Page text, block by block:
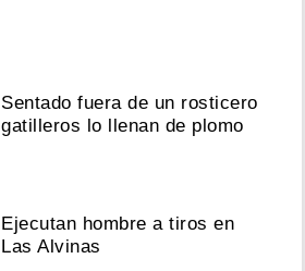
Sentado fuera de un rosticero
gatilleros lo llenan de plomo
Ejecutan hombre a tiros en
Las Alvinas